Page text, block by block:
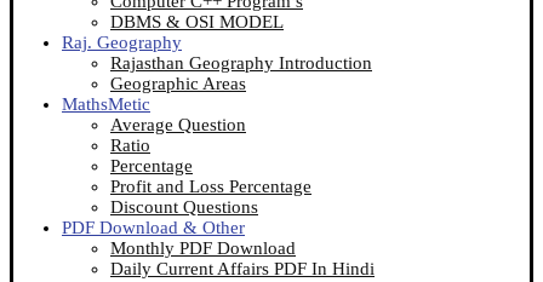
DBMS & OSI MODEL
Raj. Geography
Rajasthan Geography Introduction
Geographic Areas
MathsMetic
Average Question
Ratio
Percentage
Profit and Loss Percentage
Discount Questions
PDF Download & Other
Monthly PDF Download
Daily Current Affairs PDF In Hindi